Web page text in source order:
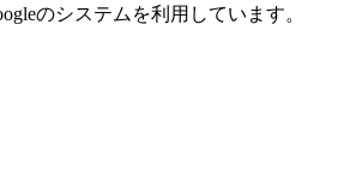
のシステムを利用しています。